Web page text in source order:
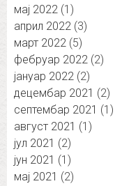
мај 2022 (1)
април 2022 (3)
март 2022 (5)
фебруар 2022 (2)
јануар 2022 (2)
децембар 2021 (2)
септембар 2021 (1)
август 2021 (1)
јул 2021 (2)
јун 2021 (1)
мај 2021 (2)